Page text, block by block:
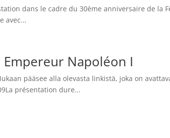
dans le cadre du 30ème anniversaire de la
avec...
Napoléon I
pääsee alla olevasta linkistä, joka on
présentation dure...